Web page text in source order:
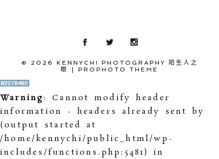
© 2026 KENNYCHI PHOTOGRAPHY 陌生人之
眼
PROPHOTO THEME
Warning: Cannot modify header
information - headers already sent by
(output started at
/home/kennychi/public_html/wp-
includes/functions.php:5481) in